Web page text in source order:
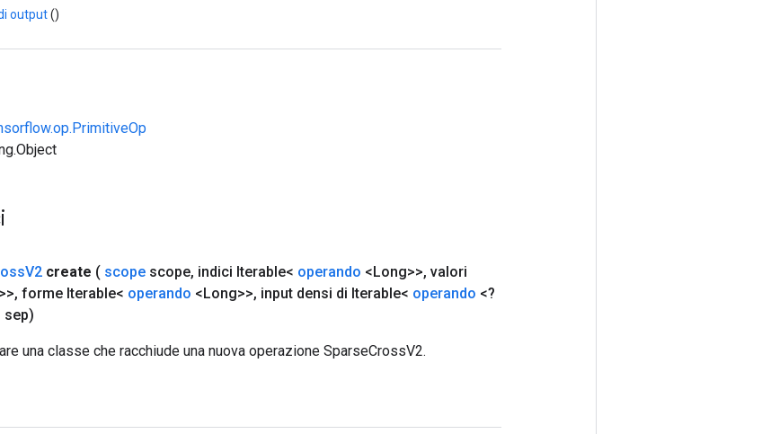
output()
V2 create ( scope scope, indici Iterable< operando <Long>>, valori
, forme Iterable< operando <Long>>, input densi di Iterable< operando <?
sep)
una classe che racchiude una nuova operazione SparseCrossV2.